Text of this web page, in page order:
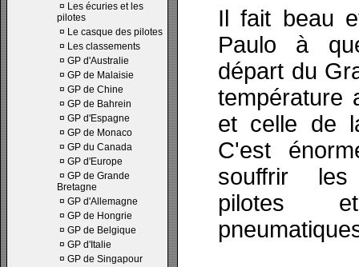
¤ Les écuries et les
pilotes
¤ Le casque des pilotes
¤ Les classements
¤ GP d'Australie
¤ GP de Malaisie
¤ GP de Chine
¤ GP de Bahrein
¤ GP d'Espagne
¤ GP de Monaco
¤ GP du Canada
¤ GP d'Europe
¤ GP de Grande
Bretagne
¤ GP d'Allemagne
¤ GP de Hongrie
¤ GP de Belgique
¤ GP d'Italie
¤ GP de Singapour
Il fait beau
Paulo à
départ du
température
et celle de
C'est
souffrir
pilotes